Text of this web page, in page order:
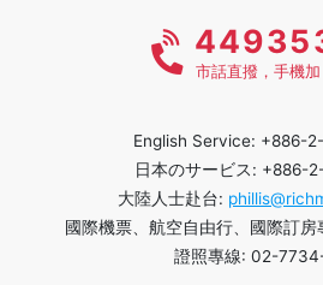
市話直撥，手機
English Service: +886-
日本のサービス: +886-
大陸人士赴台:
國際機票、航空自由行、國際訂
證照專線: 02-